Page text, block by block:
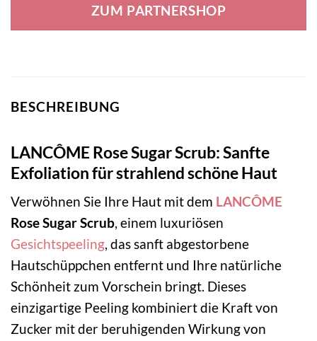
27,00 €16,99 €.
ZUM PARTNERSHOP
BESCHREIBUNG
LANCÔME Rose Sugar Scrub: Sanfte
Exfoliation für strahlend schöne Haut
Verwöhnen Sie Ihre Haut mit dem LANCÔME
Rose Sugar Scrub, einem luxuriösen
Gesichtspeeling, das sanft abgestorbene
Hautschüppchen entfernt und Ihre natürliche
Schönheit zum Vorschein bringt. Dieses
einzigartige Peeling kombiniert die Kraft von
Zucker mit der beruhigenden Wirkung von